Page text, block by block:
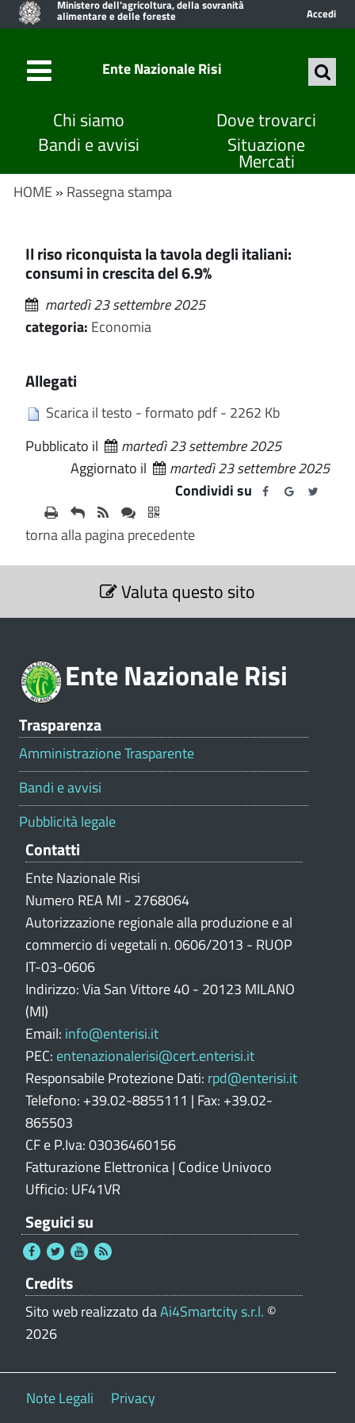
Ministero dell'agricoltura, della sovranità
alimentare e delle foreste Accedi
Ente Nazionale Risi
Chi siamo
Dove trovarci
Bandi e avvisi
Situazione
Mercati
HOME » Rassegna stampa
Il riso riconquista la tavola degli italiani:
consumi in crescita del 6.9%
martedì 23 settembre 2025
categoria: Economia
Allegati
Scarica il testo - formato pdf - 2262 Kb
Pubblicato il
martedì 23 settembre 2025
Aggiornato il
martedì 23 settembre 2025
Condividi su
torna alla pagina precedente
S
z
Valuta questo sito
Ente Nazionale Risi
Trasparenza
Amministrazione Trasparente
Bandi e avvisi
Pubblicità legale
Contatti
Ente Nazionale Risi
Numero REA MI - 2768064
Autorizzazione regionale alla produzione e al
commercio di vegetali n. 0606/2013 - RUOP
IT-03-0606
Indirizzo: Via San Vittore 40 - 20123 MILANO
(MI)
Email: info@enterisi.it
PEC: entenazionalerisi@cert.enterisi.it
Responsabile Protezione Dati: rpd@enterisi.it
Telefono: +39.02-8855111 | Fax: +39.02-
865503
CF e P.Iva: 03036460156
Fatturazione Elettronica | Codice Univoco
Ufficio: UF41VR
Seguici su
Credits
Sito web realizzato daAi4Smartcity s.r.l. ©
2026
Note Legali Privacy